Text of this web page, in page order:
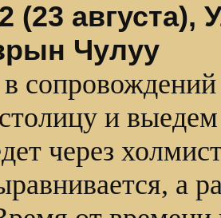
(23
Чулуу
и
через
а